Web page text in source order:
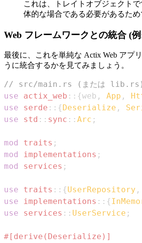
これは、トレイトオブジェクト
体的な場合である必要があるため
Web フレームワークとの統合 (
最後に、これを単純な Actix Web アプ
うに統合するかを見てみましょう。
// src/main.rs (または
use
actix_web :: {web , App ,
use
serde :: { Deserialize ,
use
std :: sync :: Arc ;
mod traits ;
mod
implementations ;
mod
services ;
use traits :: {UserRepository ,
use
implementations :: {
use
services :: UserService ;
#[derive(Deserialize)]